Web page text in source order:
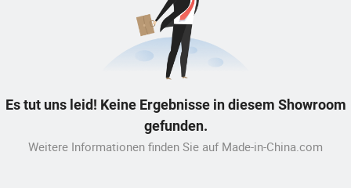
Es tut uns leid! Keine Ergebnisse in diesem Showroom
gefunden.
Weitere Informationen finden Sie auf Made-in-China.com